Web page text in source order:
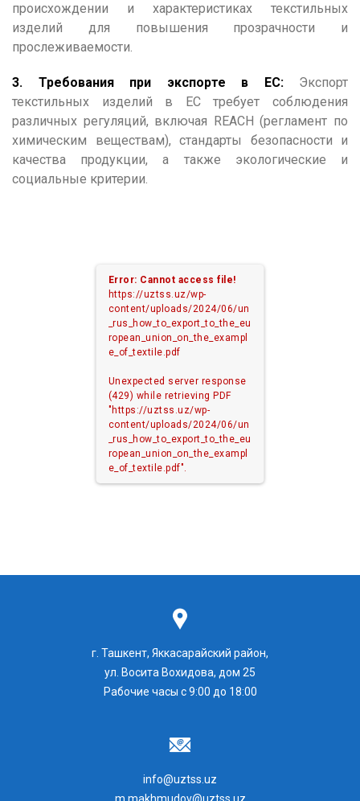
происхождении и характеристиках текстильных
изделий для повышения прозрачности и
прослеживаемости.
3. Требования при экспорте в ЕС:Экспорт
текстильных изделий в ЕС требует соблюдения
различных регуляций, включая REACH (регламент по
химическим веществам), стандарты безопасности и
качества продукции, а также экологические и
социальные критерии.
Error: Cannot access file!
https://uztss.uz/wp-
content/uploads/2024/06/un
_rus_how_to_export_to_the_eu
ropean_union_on_the_exampl
e_of_textile.pdf
Unexpected server response
(429) while retrieving PDF
"https://uztss.uz/wp-
content/uploads/2024/06/un
_rus_how_to_export_to_the_eu
ropean_union_on_the_exampl
e_of_textile.pdf".
г. Ташкент, Яккасарайский район,
ул. Восита Вохидова, дом 25
Рабочие часы с 9:00 до 18:00
info@uztss.uz